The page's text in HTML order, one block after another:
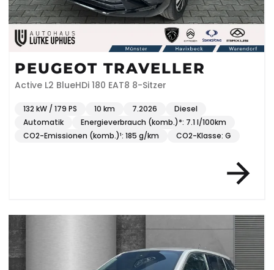
PEUGEOT TRAVELLER
Active L2 BlueHDi 180 EAT8 8-Sitzer
132 kW / 179 PS 10 km 7.2026
Diesel
Automatik
Energieverbrauch (komb.)*: 7.1 l/100km
CO2-Emissionen (komb.)¹: 185 g/km
CO2-Klasse: G